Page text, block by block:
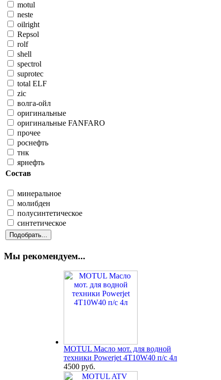
motul
neste
oilright
Repsol
rolf
shell
spectrol
suprotec
total ELF
zic
волга-ойл
оригинальные
оригинальные FANFARO
прочее
роснефть
тнк
ярнефть
Состав
минеральное
молибден
полусинтетическое
синтетическое
Мы рекомендуем...
MOTUL Масло мот. для водной
техники Powerjet 4T10W40 п/с 4л
4500 руб.